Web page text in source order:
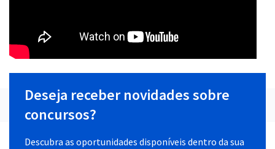
Deseja receber novidades sobre
concursos?
Descubra as oportunidades disponíveis dentro da sua